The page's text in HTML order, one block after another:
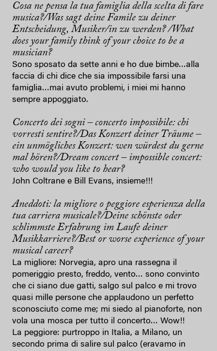
Cosa ne pensa la tua famiglia della scelta di fare
musica?/Was sagt deine Famile zu deiner
Entscheidung, Musiker/in zu werden? /What
does your family think of your choice to be a
musician?
Sono sposato da sette anni e ho due bimbe…alla
faccia di chi dice che sia impossibile farsi una
famiglia…mai avuto problemi, i miei mi hanno
sempre appoggiato.
Concerto dei sogni – concerto impossibile: chi
vorresti sentire?/Das Konzert deiner Träume –
ein unmögliches Konzert: wen würdest du gerne
mal hören?/Dream concert – impossible concert:
who would you like to hear?
John Coltrane e Bill Evans, insieme!!!
Aneddoti: la migliore o peggiore esperienza della
tua carriera musicale?/Deine schönste oder
schlimmste Erfahrung im Laufe deiner
Musikkarriere?/Best or worse experience of your
musical career?
La migliore: Norvegia, apro una rassegna il
pomeriggio presto, freddo, vento… sono convinto
che ci siano due gatti, salgo sul palco e mi trovo
quasi mille persone che applaudono un perfetto
sconosciuto come me; mi siedo al pianoforte, non
vola una mosca per tutto il concerto… Wow!!
La peggiore: purtroppo in Italia, a Milano, un
secondo prima di salire sul palco (eravamo in